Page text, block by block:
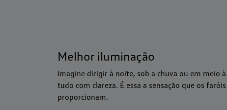
Melhor iluminação
Imagine dirigir à noite, sob a chuva ou em meio
tudo com clareza. É essa a sensação que os
proporcionam.